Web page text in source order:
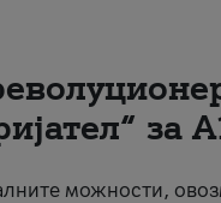
за
можности,